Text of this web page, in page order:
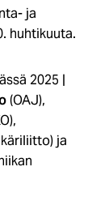
ja
huhtikuuta.
2025 |
(OAJ),
ja